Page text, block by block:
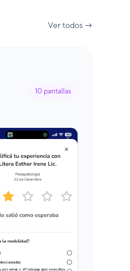
Ver todos →
10 pantallas